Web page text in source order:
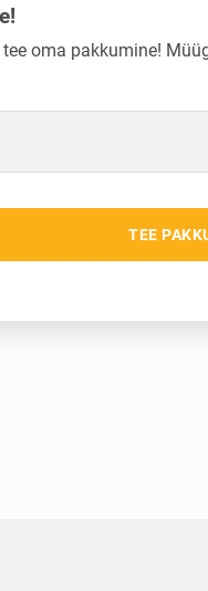
oma pakkumine!
TEE